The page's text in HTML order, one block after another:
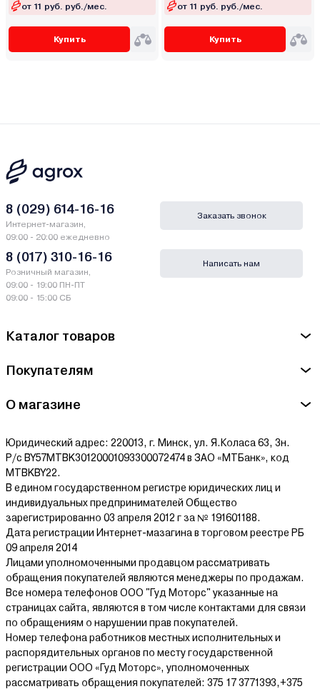
от 11 руб. руб./мес.
Купить
от 11 руб. руб./мес.
Купить
Каталог товаров
Покупателям
О магазине
Юридический адрес: 220013, г. Минск, ул. Я.Коласа 63, 3н.
Р/с BY57MTBK30120001093300072474 в ЗАО «МТБанк», код
MTBKBY22.
В едином государственном регистре юридических лиц и
индивидуальных предпринимателей Общество
зарегистрированно 03 апреля 2012 г за № 191601188.
Дата регистрации Интернет-мазагина в торговом реестре РБ
09 апреля 2014
Лицами уполномоченными продавцом рассматривать
обращения покупателей являются менеджеры по продажам.
Все номера телефонов ООО "Гуд Моторс" указанные на
страницах сайта, являются в том числе контактами для связи
по обращениям о нарушении прав покупателей.
Номер телефона работников местных исполнительных и
распорядительных органов по месту государственной
регистрации ООО «Гуд Моторс», уполномоченных
рассматривать обращения покупателей: 375 17 3771393,+375
8 (029) 614-16-16
Интернет-магазин,
09:00 - 20:00 ежедневно
8 (017) 310-16-16
Розничный магазин,
09:00 - 19:00 ПН-ПТ
09:00 - 15:00 СБ
Заказать звонок
Написать нам